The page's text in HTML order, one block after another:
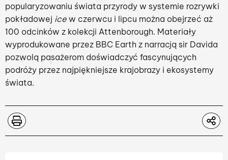
popularyzowaniu świata przyrody w systemie rozrywki
pokładowej ice w czerwcu i lipcu można obejrzeć aż
100 odcinków z kolekcji Attenborough. Materiały
wyprodukowane przez BBC Earth z narracją sir Davida
pozwolą pasażerom doświadczyć fascynujących
podróży przez najpiękniejsze krajobrazy i ekosystemy
świata.